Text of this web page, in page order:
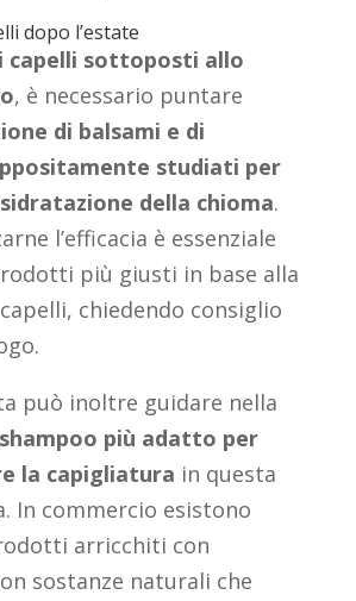
dopo l’estate
capelli sottoposti allo
, è necessario puntare
di balsami e di
studiati per
della chioma.
l’efficacia è essenziale
più giusti in base alla
chiedendo consiglio
può inoltre guidare nella
shampoo più adatto per
la capigliatura in questa
In commercio esistono
arricchiti con
sostanze naturali che